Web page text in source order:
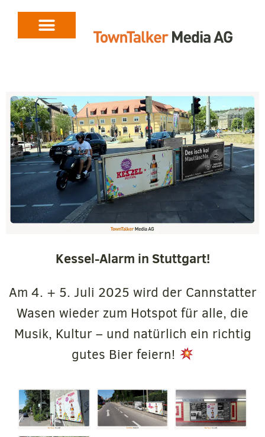
Kessel-Alarm in Stuttgart!
Am 4. + 5. Juli 2025 wird der Cannstatter
Wasen wieder zum Hotspot für alle, die
Musik, Kultur – und natürlich ein richtig
gutes Bier feiern!